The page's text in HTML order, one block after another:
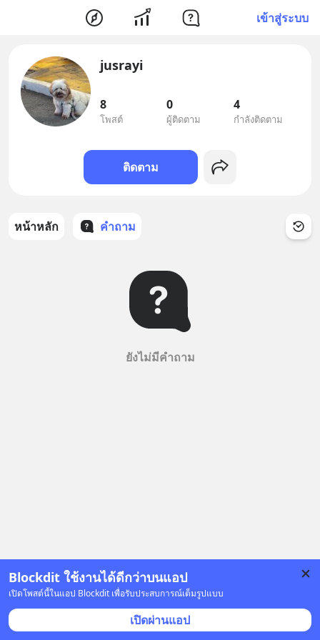
เข้าสู่ระบบ
Blockdit ใช้งานได้ดีกว่าบนแอป
เปิดโพสต์นี้ในแอป Blockdit เพื่อรับประสบการณ์เต็มรูปแบบ
เปิดผ่านแอป
jusrayi
8
โพสต์
0
ผู้ติดตาม
4
กำลังติดตาม
ติดตาม
หน้าหลัก คำถาม
ยังไม่มีคำถาม